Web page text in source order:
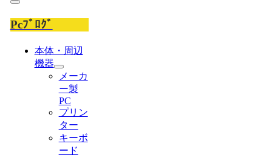
Pcﾌﾞﾛｸﾞ
本体・周辺
機器
メーカ
ー製
PC
プリン
ター
キーボ
ード